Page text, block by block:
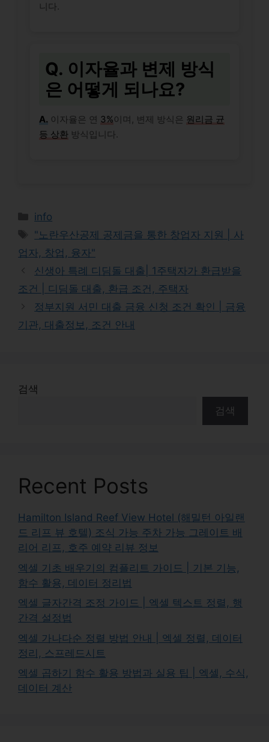
니다.
Q. 이자율과 변제 방식
은 어떻게 되나요?
A. 이자율은 연 3%이며, 변제 방식은 원리금 균
등 상환 방식입니다.
Categories
info
Tags
"노란우산공제 공제금을 통한 창업자 지원 | 사
업자, 창업, 융자"
신생아 특례 디딤돌 대출| 1주택자가 환급받을
조건 | 디딤돌 대출, 환급 조건, 주택자
정부지원 서민 대출 금융 신청 조건 확인 | 금융
기관, 대출정보, 조건 안내
검색
검색
Recent Posts
Hamilton Island Reef View Hotel (해밀턴 아일랜
드 리프 뷰 호텔) 조식 가능 주차 가능 그레이트 배
리어 리프, 호주 예약 리뷰 정보
엑셀 기초 배우기의 컴플리트 가이드 | 기본 기능,
함수 활용, 데이터 정리법
엑셀 글자간격 조정 가이드 | 엑셀 텍스트 정렬, 행
간격 설정법
엑셀 가나다순 정렬 방법 안내 | 엑셀 정렬, 데이터
정리, 스프레드시트
엑셀 곱하기 함수 활용 방법과 실용 팁 | 엑셀, 수식,
데이터 계산